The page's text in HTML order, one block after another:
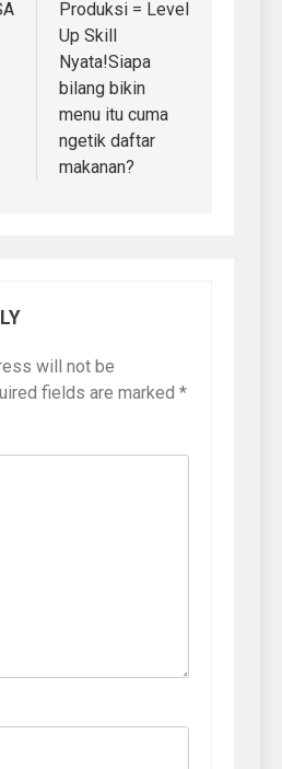
Produksi = Level
Up Skill
Nyata!Siapa
bilang bikin
menu itu cuma
ngetik daftar
makanan?
will not be
fields are marked *